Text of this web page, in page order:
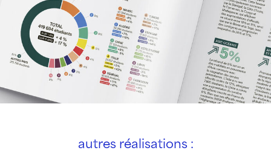
autres réalisations :